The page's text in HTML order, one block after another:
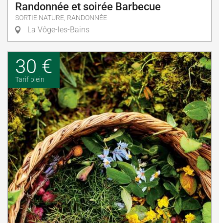
Randonnée et soirée Barbecue
SORTIE NATURE, RANDONNÉE
La Vôge-les-Bains
30 €
Tarif plein